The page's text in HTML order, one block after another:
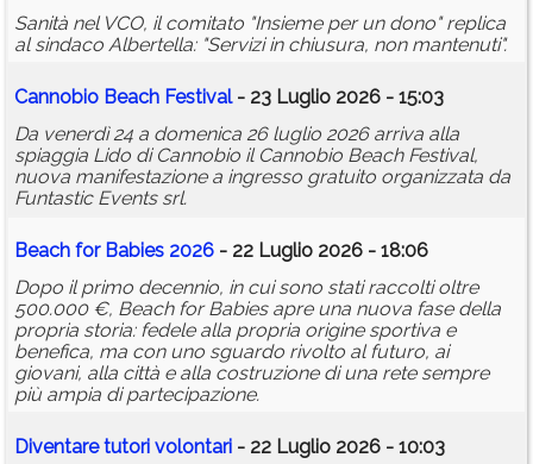
Sanità nel VCO, il comitato "Insieme per un dono" replica
al sindaco Albertella: "Servizi in chiusura, non mantenuti".
Cannobio Beach Festival- 23 Luglio 2026 - 15:03
Da venerdì 24 a domenica 26 luglio 2026 arriva alla
spiaggia Lido di Cannobio il Cannobio Beach Festival,
nuova manifestazione a ingresso gratuito organizzata da
Funtastic Events srl.
Beach for Babies 2026 - 22 Luglio 2026 - 18:06
Dopo il primo decennio, in cui sono stati raccolti oltre
500.000 €, Beach for Babies apre una nuova fase della
propria storia: fedele alla propria origine sportiva e
benefica, ma con uno sguardo rivolto al futuro, ai
giovani, alla città e alla costruzione di una rete sempre
più ampia di partecipazione.
Diventare tutori volontari - 22 Luglio 2026 - 10:03